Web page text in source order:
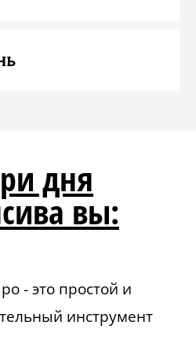
дня
вы:
- это простой и
инструмент